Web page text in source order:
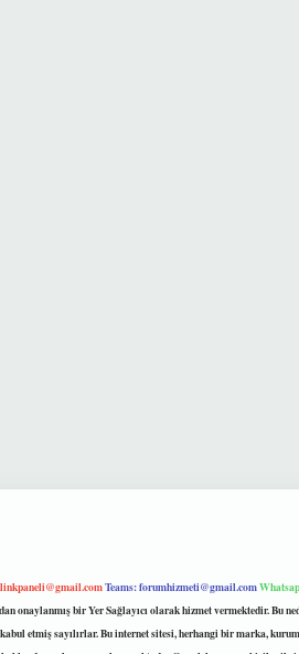
Teams:forumhizmeti@gmail.com
onaylanmış bir Yer Sağlayıcı olarak hizmet vermektedir.
etmiş sayılırlar. Bu internet sitesi, herhangi bir marka,